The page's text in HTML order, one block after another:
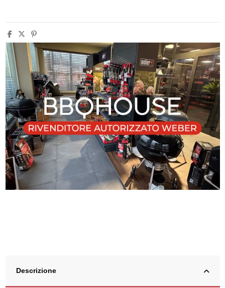
Descrizione